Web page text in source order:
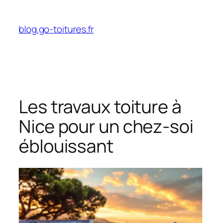
contenu
blog.go-toitures.fr
Les travaux toiture à
Nice pour un chez-soi
éblouissant